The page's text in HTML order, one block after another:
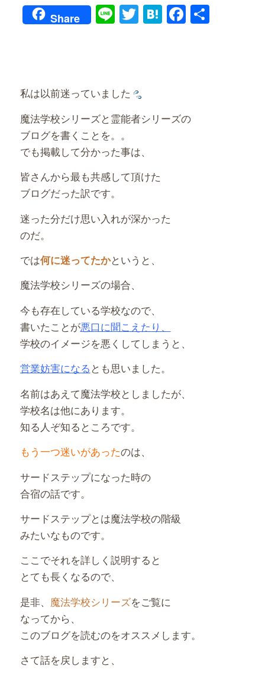
Share LineTwitter
Hatena共
私は以前迷っていました
魔法学校シリーズと霊能者シリーズの
ブログを書くことを。。
でも掲載して分かった事は、
皆さんから最も共感して頂けた
ブログだった訳です。
迷った分だけ思い入れが深かった
のだ。
では何に迷ってたかというと、
魔法学校シリーズの場合、
今も存在している学校なので、
書いたことが悪口に聞こえたり、
学校のイメージを悪くしてしまうと、
営業妨害になる とも思いました。
名前はあえて魔法学校としましたが、
学校名は他にあります。
知る人ぞ知るところです。
もう一つ迷いがあったのは、
サードステップになった時の
合宿の話です。
サードステップとは魔法学校の階級
みたいなものです。
ここでそれを詳しく説明すると
とても長くなるので、
是非、 魔法学校シリーズをご覧に
なってから、
このブログを読むのをオススメします。
さて話を戻しますと、